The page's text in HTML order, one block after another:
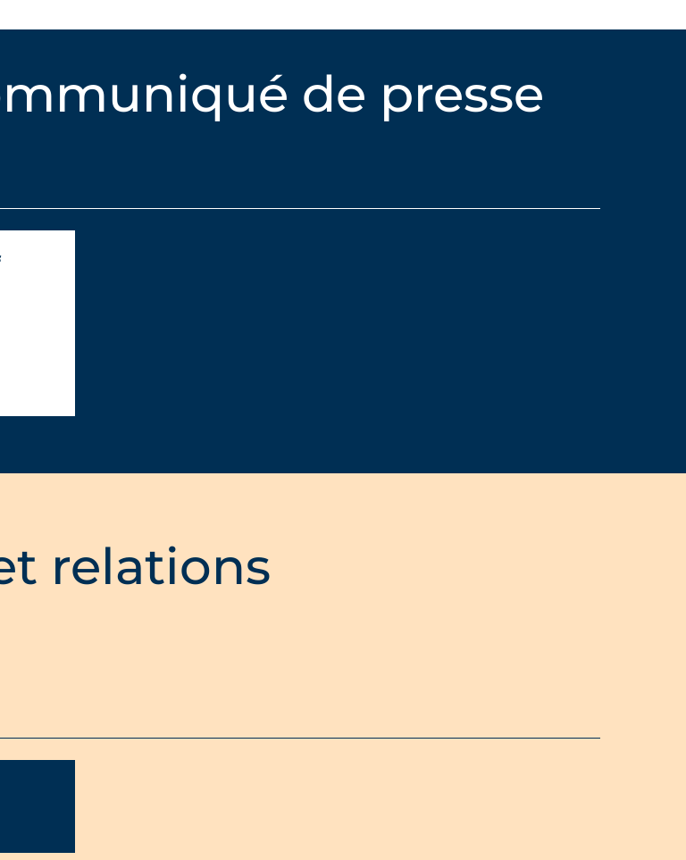
de presse
relations